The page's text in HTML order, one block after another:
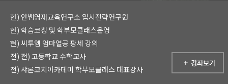
현) 안쌤영재교육연구소 입시전략연구원
현) 학습코칭 및 학부모클래스운영
현) 씨투엠 엄마열공 팡세 강의
전) 전) 고등학교 수학교사
전) 샤론코치아카데미 학부모클래스 대표강사